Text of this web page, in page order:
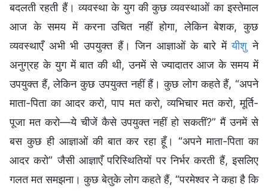
बदलती रहती हैं। व्यवस्था के युग की कुछ व्यवस्थाओं का इस्तेमाल
आज के समय में करना उचित नहीं होगा, लेकिन बेशक, कुछ
व्यवस्थाएँ अभी भी उपयुक्त हैं। जिन आज्ञाओं के बारे मेंयीशु ने
अनुग्रह के युग में बात की थी, उनमें से ज्यादातर आज के समय में
उपयुक्त हैं, लेकिन कुछ उपयुक्त नहीं हैं। कुछ लोग कहते हैं, “अपने
माता-पिता का आदर करो, पाप मत करो, व्यभिचार मत करो, मूर्ति-
पूजा मत करो—ये चीजें कैसे उपयुक्त नहीं हो सकतीं?” मैं उनमें से
बस कुछ ही आज्ञाओं की बात कर रहा हूँ। “अपने माता-पिता का
आदर करो” जैसी आज्ञाएँ परिस्थितियों पर निर्भर करती हैं, इसलिए
गलत मत समझना। कुछ बेतुके लोग कहते हैं, “परमेश्वर ने कहा है कि